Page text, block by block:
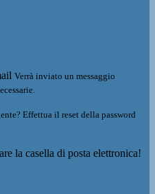
Verrà inviato un messaggio
Effettua il reset della password
la casella di posta elettronica!